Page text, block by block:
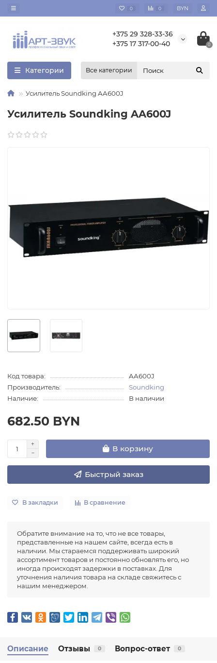
0 0 BYN
+375 29 328-33-36
+375 17 317-00-40
0
Категории Все категории
Усилитель Soundking AA600J
Усилитель Soundking AA600J
Код товара:
AA600J
Производитель:
Soundking
Наличие:
В наличии
682.50 BYN
В корзину
Быстрый заказ
В закладки В сравнение
Обратите внимание на то, что не все товары,
представленные на нашем сайте, всегда есть в
наличии. Мы стараемся поддерживать широкий
ассортимент товаров и постоянно обновлять его, но
иногда происходят задержки в поставках. Для
уточнения наличия товара на складе свяжитесь с
нашим менеджером.
Описание Отзывы 0 Вопрос-ответ 0